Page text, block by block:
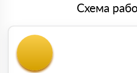
Схема